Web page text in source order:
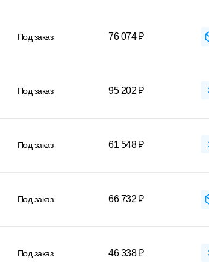
Под заказ 76 074 ₽
Под заказ 95 202 ₽
Под заказ 61 548 ₽
Под заказ 66 732 ₽
Под заказ 46 338 ₽